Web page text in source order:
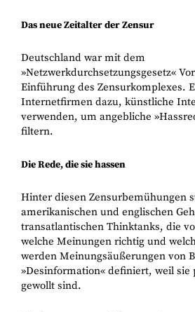
Das neue Zeitalter der Zensur
Deutschland war mit dem
»Netzwerkdurchsetzungsgesetz«
Einführung des Zensurkomplexes.
Internetfirmen dazu, künstliche
verwenden, um angebliche
filtern.
Die Rede, die sie hassen
Hinter diesen Zensurbemühungen
amerikanischen und englischen
transatlantischen Thinktanks, die
welche Meinungen richtig und
werden Meinungsäußerungen von
»Desinformation« definiert, weil sie
gewollt sind.